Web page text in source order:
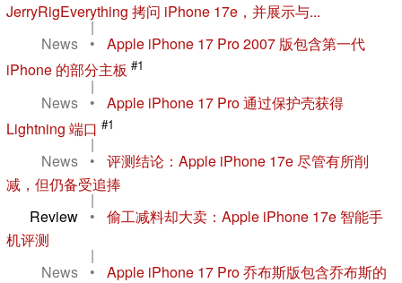
JerryRigEverything 拷问 iPhone 17e，并展示与...
|
News
•
Apple iPhone 17 Pro 2007 版包含第一代
iPhone 的部分主板 #1
|
News
•
Apple iPhone 17 Pro 通过保护壳获得
Lightning 端口 #1
|
News
•
评测结论：Apple iPhone 17e 尽管有所削
减，但仍备受追捧
|
Review
•
偷工减料却大卖：Apple iPhone 17e 智能手
机评测
|
News
•
Apple iPhone 17 Pro 乔布斯版包含乔布斯的